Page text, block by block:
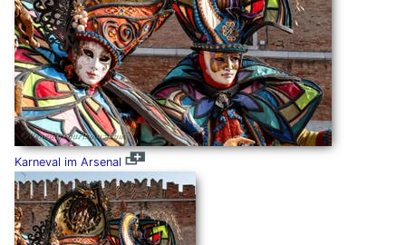
Karneval im Arsenal